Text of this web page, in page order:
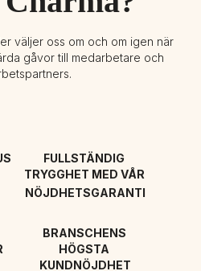
väljer oss om och om igen när
gåvor till medarbetare och
FULLSTÄNDIG
TRYGGHET MED VÅR
NÖJDHETSGARANTI
BRANSCHENS
HÖGSTA
KUNDNÖJDHET